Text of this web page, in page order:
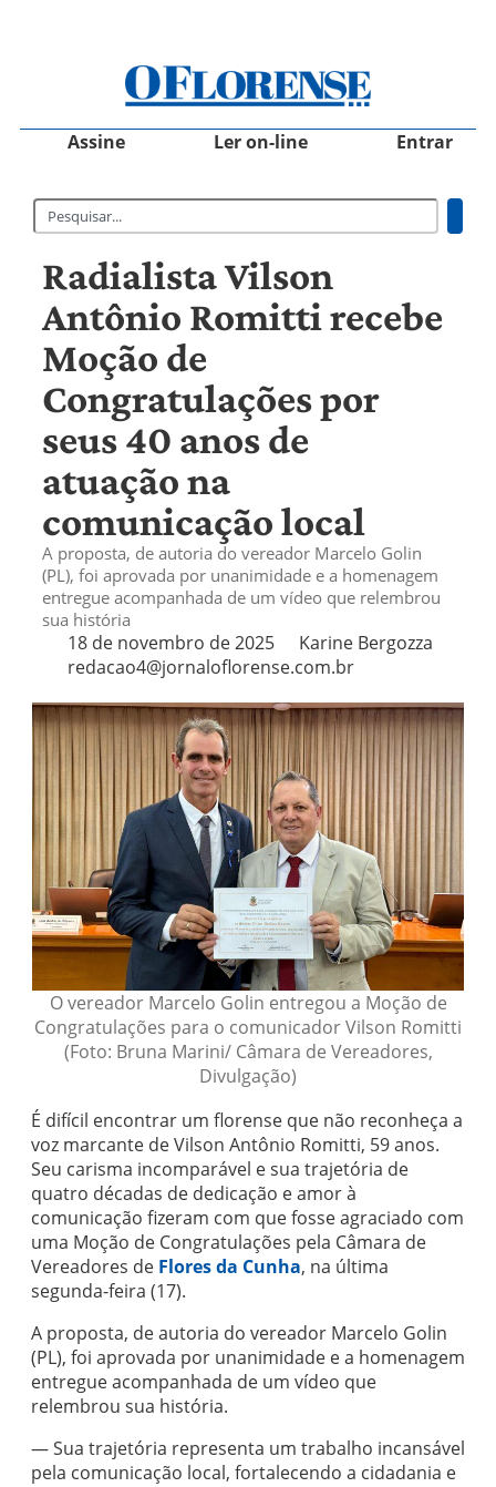
Assine Ler on-line Entrar
Radialista Vilson
Antônio Romitti recebe
Moção de
Congratulações por
seus 40 anos de
atuação na
comunicação local
A proposta, de autoria do vereador Marcelo Golin
(PL), foi aprovada por unanimidade e a homenagem
entregue acompanhada de um vídeo que relembrou
sua história
18 de novembro de 2025
Karine Bergozza
redacao4@jornaloflorense.com.br
O vereador Marcelo Golin entregou a Moção de
Congratulações para o comunicador Vilson Romitti
(Foto: Bruna Marini/ Câmara de Vereadores,
Divulgação)
É difícil encontrar um florense que não reconheça a
voz marcante de Vilson Antônio Romitti, 59 anos.
Seu carisma incomparável e sua trajetória de
quatro décadas de dedicação e amor à
comunicação fizeram com que fosse agraciado com
uma Moção de Congratulações pela Câmara de
Vereadores de Flores da Cunha, na última
segunda-feira (17).
A proposta, de autoria do vereador Marcelo Golin
(PL), foi aprovada por unanimidade e a homenagem
entregue acompanhada de um vídeo que
relembrou sua história.
— Sua trajetória representa um trabalho incansável
pela comunicação local, fortalecendo a cidadania e